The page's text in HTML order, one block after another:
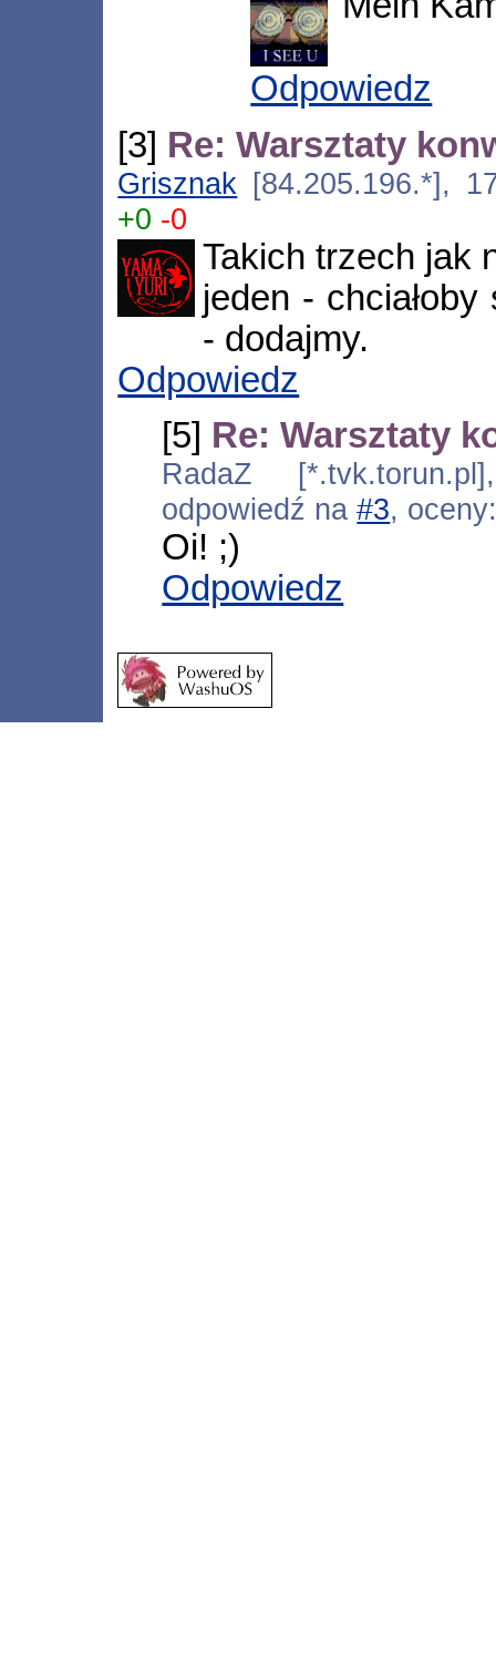
Odpowiedz
[3] Re: Warsztaty
Grisznak [84.205.196.*],
+0 -0
Takich trzech jak
jeden -
- dodajmy.
Odpowiedz
[5] Re: Warsztaty
RadaZ
odpowiedź na#3,
Oi! ;)
Odpowiedz